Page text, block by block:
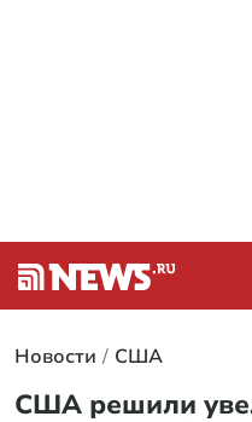
Новости США
США решили